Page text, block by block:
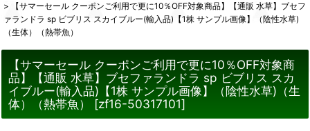
>
【サマーセール クーポンご利用で更に10％OFF対象商品】【通販 水草】ブセフ
ァランドラ sp ビブリス スカイブルー(輸入品)【1株 サンプル画像】（陰性水草)
（生体）（熱帯魚）
【サマーセール クーポンご利用で更に10％OFF対象商
品】【通販 水草】ブセファランドラ sp ビブリス スカ
イブルー(輸入品)【1株 サンプル画像】（陰性水草)（生
体）（熱帯魚）
[zf16-50317101]